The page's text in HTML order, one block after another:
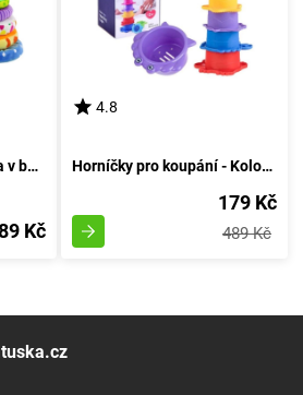
Plyšová pyramida Liška v barvách 27 cm
Kč
4.8
Horníčky pro koupání - Kolorovaná věžička vody
179 Kč
489 Kč